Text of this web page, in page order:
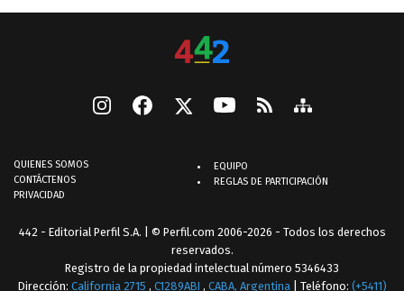
QUIENES SOMOS
CONTÁCTENOS
PRIVACIDAD
EQUIPO
REGLAS DE PARTICIPACIÓN
442 - Editorial Perfil S.A. | © Perfil.com 2006-2026 - Todos los derechos
reservados.
Registro de la propiedad intelectual número 5346433
Dirección: California 2715 , C1289ABI , CABA, Argentina | Teléfono: (+5411)